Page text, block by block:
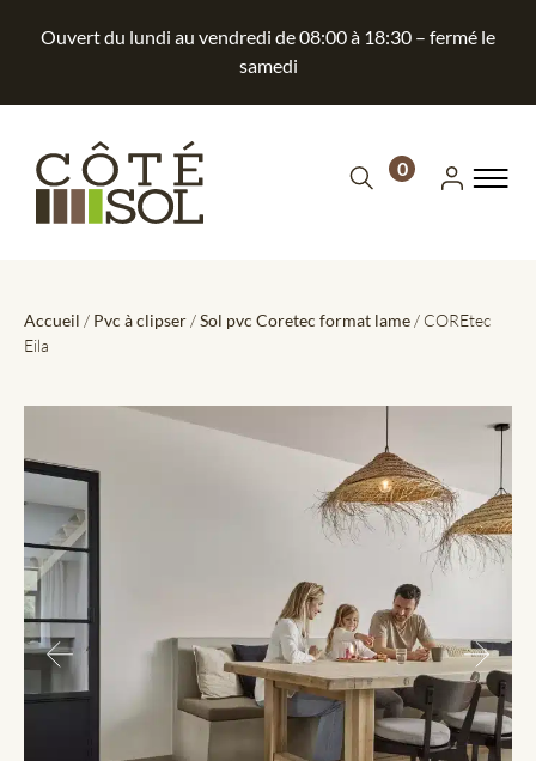
Ouvert du lundi au vendredi de 08:00 à 18:30 – fermé le
samedi
0
Accueil / Pvc à clipser /Sol pvc Coretec format lame / COREtec
Eila